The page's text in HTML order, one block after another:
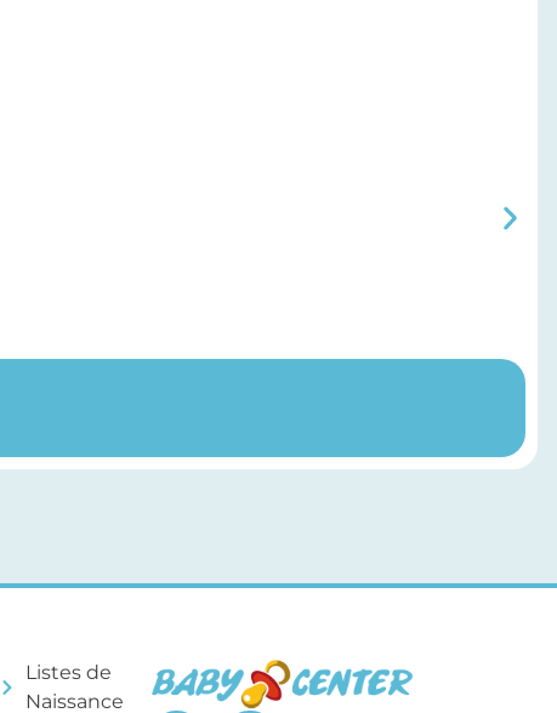
Listes de
Naissance